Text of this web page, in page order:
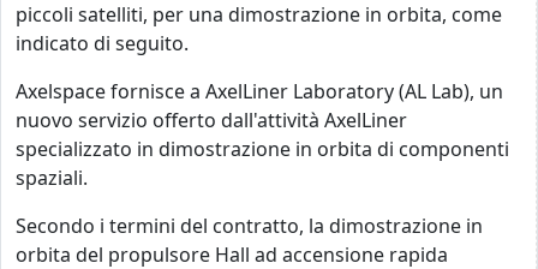
piccoli satelliti, per una dimostrazione in orbita, come
indicato di seguito.
Axelspace fornisce a AxelLiner Laboratory (AL Lab), un
nuovo servizio offerto dall'attività AxelLiner
specializzato in dimostrazione in orbita di componenti
spaziali.
Secondo i termini del contratto, la dimostrazione in
orbita del propulsore Hall ad accensione rapida